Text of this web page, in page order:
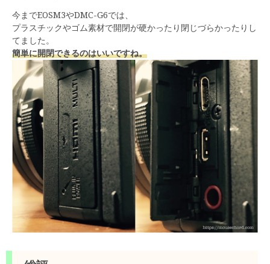
今までEOSM3やDMC-G6では、
プラスチックやゴム素材で開閉が硬かったり閉じづらかったりし
てました。
簡単に開閉できるのはいいですね。